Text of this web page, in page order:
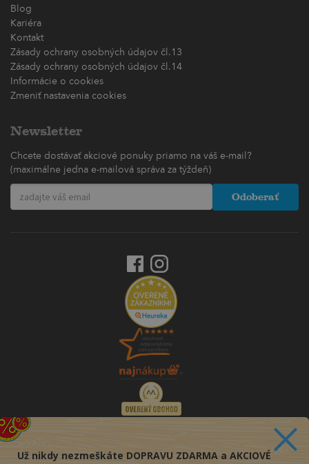
Blog
Kariéra
Kontakt
Zásady ochrany osobných údajov čl.13
Zásady ochrany osobných údajov čl.14
Informácie o cookies
Zmeniť nastavenia cookies
Newsletter
Chcete dostávať akciové ponuky priamo na váš e-mail?
(maximálne jedna e-mailová správa za týždeň)
Odoberať
Už nikdy nezmeškáte DOPRAVU ZDARMA a AKCIOVÉ